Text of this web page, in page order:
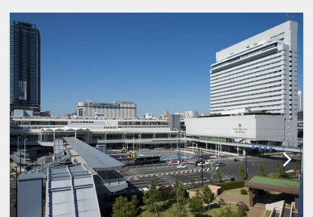
・ひろしま美術館（徒歩約2分）
・県庁（徒歩約2分）
・広島市民病院（徒歩約3分）
・縮景園（徒歩約20分）
・繁華街、本通り商店街（徒歩約5分）
・コンビニ セブンイレブン（徒歩約1
分）
・マツダスタジアム（路面電車＋徒歩で
約30分）
・お好み村・お好み共和国（徒歩約20
分）
・洗濯機3台、乾燥機3台がございます。
・洗濯機：1回 300円（約30分・洗剤は
自動投入になります）
・乾燥機：1回 100円（約30分）
・利用時間の制限は設けておりません
が、深夜から未明の時間帯でのご利用は
ご遠慮下さい
【ホテルまでのアクセス】
・広島バスセンターそば 徒歩3分
・広島電鉄 紙屋町西電停 目の前